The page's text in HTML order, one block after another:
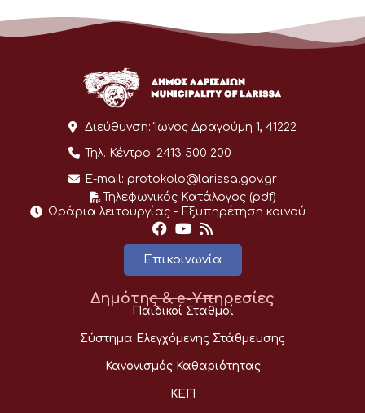
Διεύθυνση: Ίωνος Δραγούμη 1, 41222
Τηλ. Κέντρο: 2413 500 200
E-mail: protokolo@larissa.gov.gr
Τηλεφωνικός Κατάλογος (pdf)
Ωράρια λειτουργίας - Eξυπηρέτηση κοινού
Επικοινωνία
Δημότης & e-Υπηρεσίες
Παιδικοί Σταθμοί
Σύστημα Ελεγχόμενης Στάθμευσης
Κανονισμός Καθαριότητας
ΚΕΠ